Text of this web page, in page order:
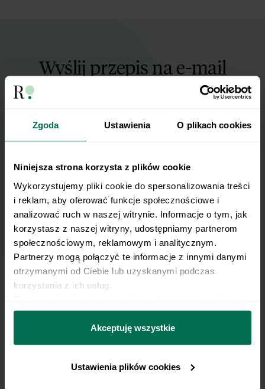
Zgoda Ustawienia O plikach cookies
Niniejsza strona korzysta z plików cookie
Wykorzystujemy pliki cookie do spersonalizowania treści
i reklam, aby oferować funkcje społecznościowe i
analizować ruch w naszej witrynie. Informacje o tym, jak
korzystasz z naszej witryny, udostępniamy partnerom
społecznościowym, reklamowym i analitycznym.
Partnerzy mogą połączyć te informacje z innymi danymi
otrzymanymi od Ciebie lub uzyskanymi podczas
korzystania z ich usług.
można się z nami skontaktować i w jaki sposób
przetwarzamy dane osobowe w ramach
prywatności.
Akceptuję wszystkie
Ustawienia plików cookies
Wyślij przepis na e-mail
Nasze najlepsze przepisy, prosto na Twoja
Imię
Email
Wyślij
danych osobowych w celu otrzymywania
Newslettera i potwierdzam zapoznanie się z